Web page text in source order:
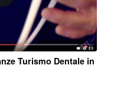
Turismo Dentale in